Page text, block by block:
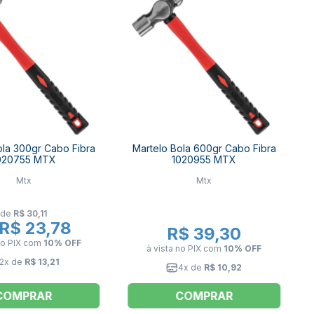
300gr Cabo Fibra
MTX
Mtx
de R$ 30,11
R$ 23,78
PIX com 10% OFF
2x de R$ 13,21
Martelo Bola 600gr Cabo Fibra
1020955 MTX
Mtx
R$ 39,30
à vista no PIX com 10% OFF
4x de R$ 10,92
COMPRAR